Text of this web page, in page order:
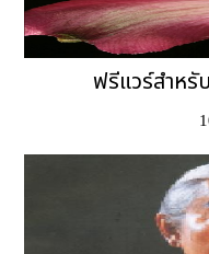
ฟรีแวร์สำหรั